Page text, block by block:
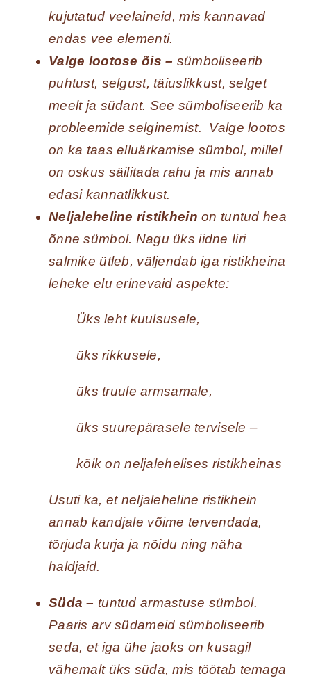
kujutatud veelaineid, mis kannavad
endas vee elementi.
Valge lootose õis – sümboliseerib
puhtust, selgust, täiuslikkust, selget
meelt ja südant. See sümboliseerib ka
probleemide selginemist. Valge lootos
on ka taas elluärkamise sümbol, millel
on oskus säilitada rahu ja mis annab
edasi kannatlikkust.
Neljaleheline ristikhein on tuntud hea
õnne sümbol. Nagu üks iidne Iiri
salmike ütleb, väljendab iga ristikheina
leheke elu erinevaid aspekte:
Üks leht kuulsusele,
üks rikkusele,
üks truule armsamale,
üks suurepärasele tervisele –
kõik on neljalehelises ristikheinas
Usuti ka, et neljaleheline ristikhein
annab kandjale võime tervendada,
tõrjuda kurja ja nõidu ning näha
haldjaid.
Süda – tuntud armastuse sümbol.
Paaris arv südameid sümboliseerib
seda, et iga ühe jaoks on kusagil
vähemalt üks süda, mis töötab temaga